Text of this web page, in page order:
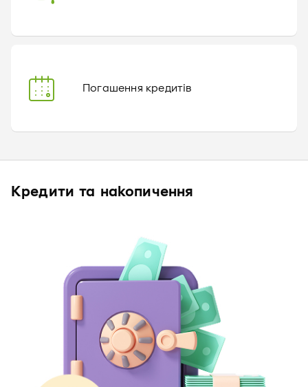
Погашення кредитів
Кредити та накопичення